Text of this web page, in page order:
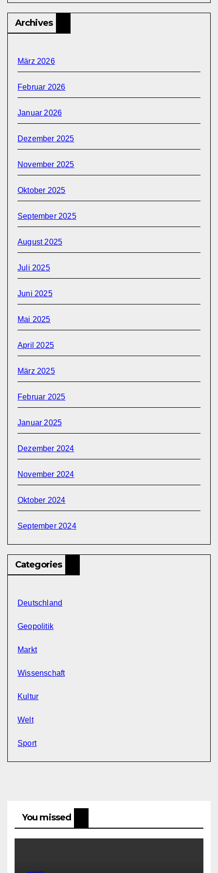
Archives
März 2026
Februar 2026
Januar 2026
Dezember 2025
November 2025
Oktober 2025
September 2025
August 2025
Juli 2025
Juni 2025
Mai 2025
April 2025
März 2025
Februar 2025
Januar 2025
Dezember 2024
November 2024
Oktober 2024
September 2024
Categories
Deutschland
Geopolitik
Markt
Wissenschaft
Kultur
Welt
Sport
You missed